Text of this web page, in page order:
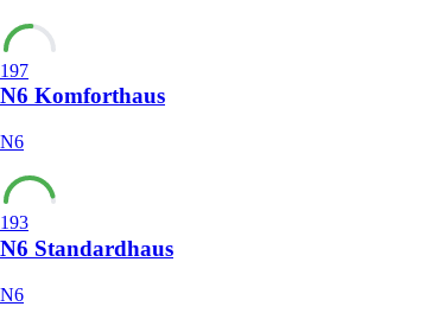
197
N6 Komforthaus
N6
193
N6 Standardhaus
N6